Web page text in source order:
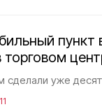
пункт
торговом
сделали уже